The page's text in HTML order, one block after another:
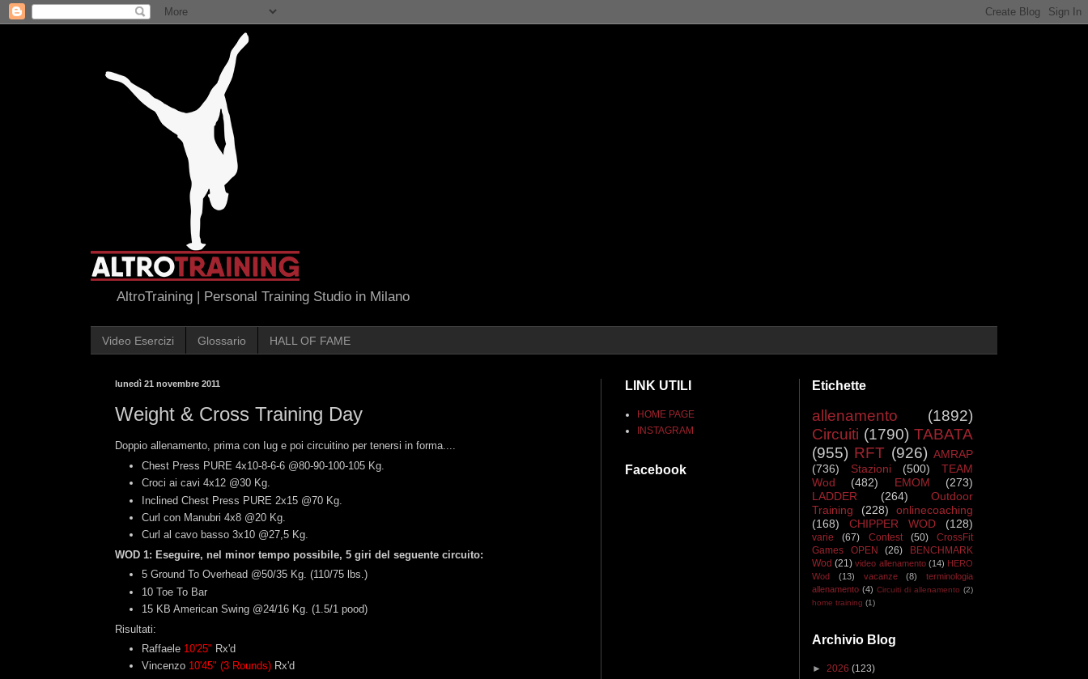
AltroTraining | Personal Training Studio in Milano
Video Esercizi Glossario HALL OF FAME
lunedì 21 novembre 2011
Weight & Cross Training Day
Doppio allenamento, prima con Iug e poi circuitino per tenersi in forma....
Chest Press PURE 4x10-8-6-6 @80-90-100-105 Kg.
Croci ai cavi 4x12 @30 Kg.
Inclined Chest Press PURE 2x15 @70 Kg.
Curl con Manubri 4x8 @20 Kg.
Curl al cavo basso 3x10 @27,5 Kg.
WOD 1: Eseguire, nel minor tempo possibile, 5 giri del seguente circuito:
5 Ground To Overhead @50/35 Kg. (110/75 lbs.)
10 Toe To Bar
15 KB American Swing @24/16 Kg. (1.5/1 pood)
Risultati:
Raffaele 10'25" Rx'd
Vincenzo 10'45" (3 Rounds) Rx'd
LINK UTILI
HOME PAGE
INSTAGRAM
Facebook
Etichette
allenamento
(1892)
Circuiti (1790) TABATA
(955) RFT (926) AMRAP
(736)
Stazioni (500)
TEAM
Wod
(482) EMOM
(273)
LADDER
(264)
Outdoor
Training
(228)
onlinecoaching
(168)
CHIPPER WOD (128)
varie (67) Contest (50)
CrossFit
Games OPEN
(26)
BENCHMARK
Wod (21) video allenamento (14) HERO
Wod
(13) vacanze (8)
terminologia
allenamento (4) Circuiti di allenamento (2)
home training (1)
Archivio Blog
► 2026 (123)